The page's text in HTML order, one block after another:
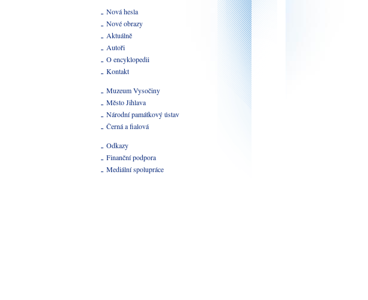
Nová hesla
Nové obrazy
Aktuálně
Autoři
O encyklopedii
Kontakt
Muzeum Vysočiny
Město Jihlava
Národní památkový ústav
Černá a fialová
Odkazy
Finanční podpora
Mediální spolupráce